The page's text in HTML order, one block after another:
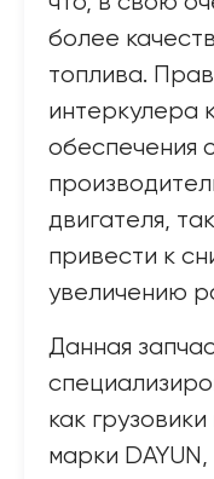
более
топлива.
интеркулера
обеспечения
двигателя,
привести к
увеличению
Данная
как
марки